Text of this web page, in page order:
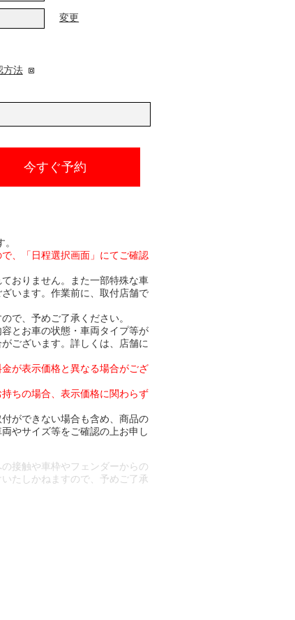
変更
方法
今すぐ予約
、「日程選択画面」にてご確認
おりません。また一部特殊な車
います。作業前に、取付店舗で
で、予めご了承ください。
とお車の状態・車両タイプ等が
ございます。詳しくは、店舗に
が表示価格と異なる場合がござ
ちの場合、表示価格に関わらず
ができない場合も含め、商品の
やサイズ等をご確認の上お申し
接触や車枠やフェンダーからの
たしかねますので、予めご了承